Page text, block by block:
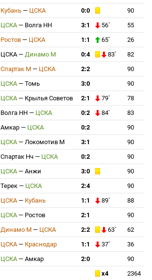
Кубань — ЦСКА 0:0
90
ЦСКА — Волга НН 3:1 56`
55
Ростов — ЦСКА 1:1 65`
26
ЦСКА — Динамо М 0:4 83`
82
Спартак М — ЦСКА 2:2
90
ЦСКА — Томь 3:0
90
ЦСКА — Крылья Советов 2:1 79`
78
Волга НН — ЦСКА 0:2 84`
83
Амкар — ЦСКА 0:2
90
ЦСКА — Локомотив М 3:1
90
Спартак Нч — ЦСКА 0:2
90
ЦСКА — Анжи 3:0
90
Терек — ЦСКА 2:4
90
ЦСКА — Кубань 1:1 89`
88
ЦСКА — Ростов 2:1
90
Динамо М — ЦСКА 2:2 63`
62
ЦСКА — Краснодар 1:1 37`
36
ЦСКА — Амкар 2:0
90
x4 2364